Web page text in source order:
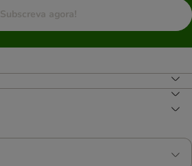
Subscreva agora!